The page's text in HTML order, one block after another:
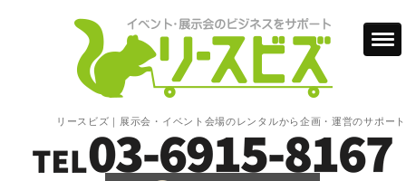
リースビズ｜展示会・イベント会場のレンタルから企画・運営のサポート